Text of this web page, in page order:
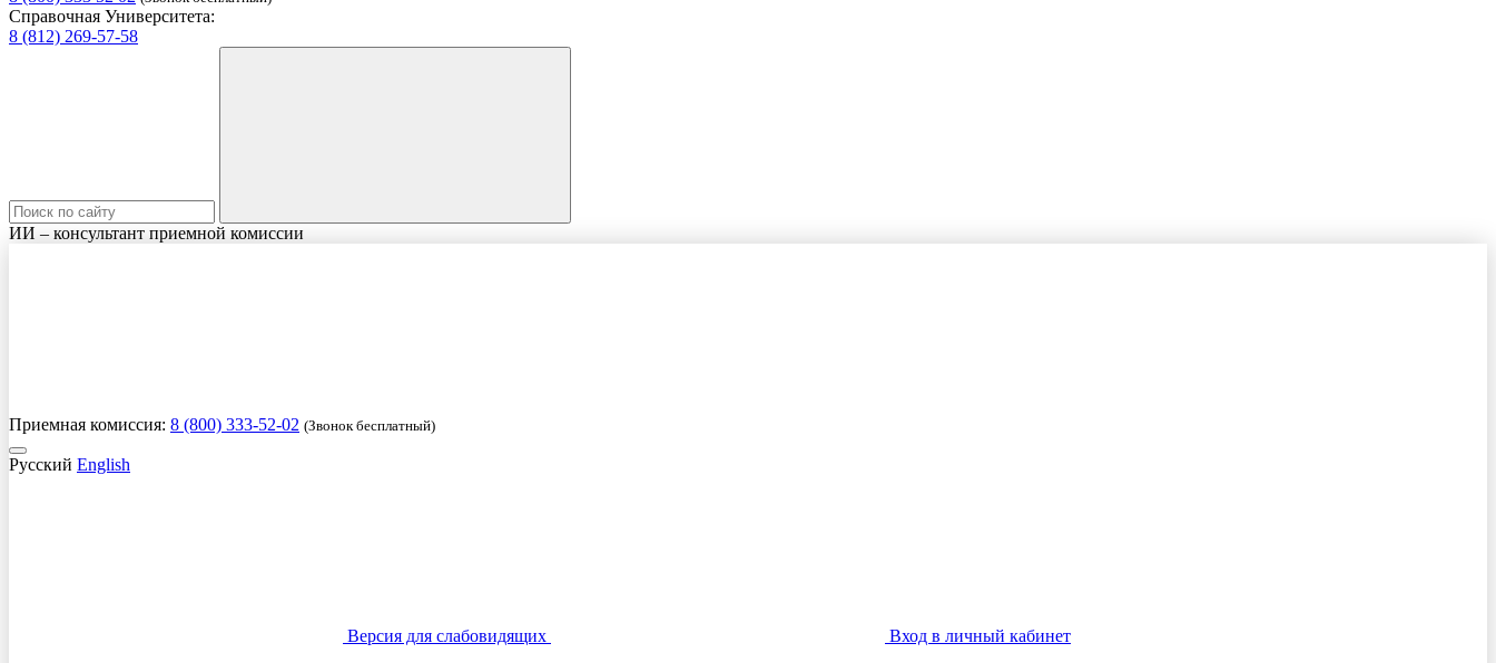
Справочная Университета:
8 (812) 269-57-58
ИИ – консультант приемной комиссии
Приемная комиссия: 8 (800) 333-52-02 (Звонок бесплатный)
Русский English
Версия для слабовидящих
Вход в личный кабинет